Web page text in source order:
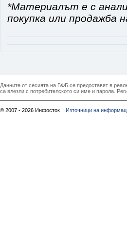
*Материалът е с
покупка или продажба
Данните от сесията на БФБ се предоставят в
са влезли с потребителското си име и парола.
© 2007 - 2026 Инфосток Източници на